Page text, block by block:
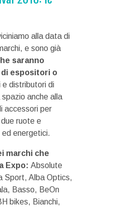
alla data di
e sono già
saranno
espositori o
distributori di
anche alla
accessori per
ruote e
energetici.
marchi che
Expo: Absolute
Sport, Alba Optics,
Basso, BeOn
bikes, Bianchi,